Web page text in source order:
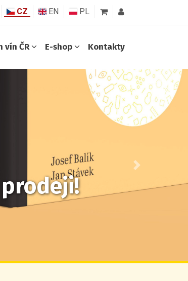
CZ EN PL
vín ČR E-shop Kontakty
Další